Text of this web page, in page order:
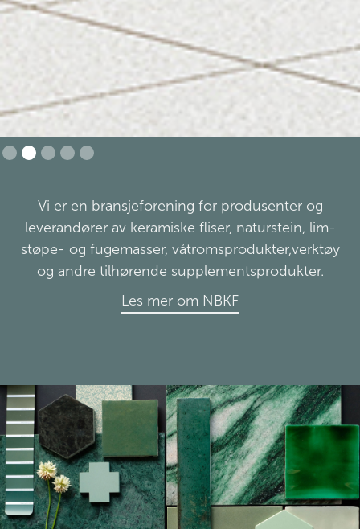
Slide 2 of 5.
Vi er en bransjeforening for produsenter og
leverandører av keramiske fliser, naturstein, lim-
støpe- og fugemasser, våtromsprodukter,verktøy
og andre tilhørende supplementsprodukter.
Les mer om NBKF